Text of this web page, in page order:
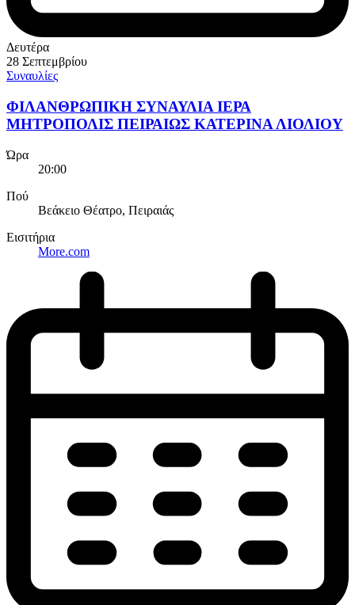
Δευτέρα
28 Σεπτεμβρίου
Συναυλίες
ΦΙΛΑΝΘΡΩΠΙΚΗ ΣΥΝΑΥΛΙΑ ΙΕΡΑ
ΜΗΤΡΟΠΟΛΙΣ ΠΕΙΡΑΙΩΣ ΚΑΤΕΡΙΝΑ ΛΙΟΛΙΟΥ
Ώρα
20:00
Πού
Βεάκειο Θέατρο, Πειραιάς
Εισιτήρια
More.com